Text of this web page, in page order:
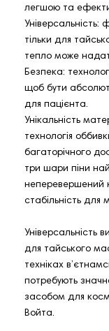
легшою та
Універсальність:
тільки для
тепло може
Безпека:
щоб бути
для пацієнта.
Унікальність
технологія
багаторічного
три шари піни
неперевершений
стабільність для
Універсальність
для тайського
техніках
потребують
засобом для
Войта.